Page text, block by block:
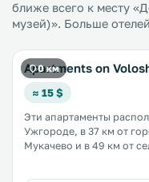
ближе всего к месту
музей)». Больше
0 км
Apartments on
≈ 15 $
Эти апартаменты
Ужгороде, в 37 км от
Мукачево и в 49 км от